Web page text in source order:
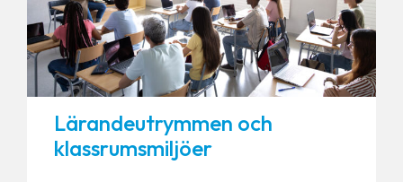
Lärandeutrymmen och
klassrumsmiljöer